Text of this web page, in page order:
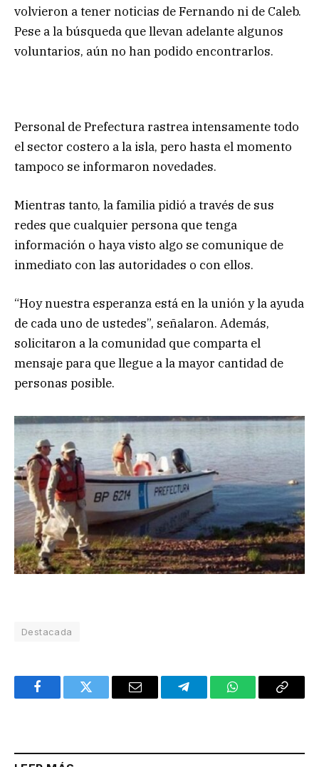
volvieron a tener noticias de Fernando ni de Caleb.
Pese a la búsqueda que llevan adelante algunos
voluntarios, aún no han podido encontrarlos.
Personal de Prefectura rastrea intensamente todo
el sector costero a la isla, pero hasta el momento
tampoco se informaron novedades.
Mientras tanto, la familia pidió a través de sus
redes que cualquier persona que tenga
información o haya visto algo se comunique de
inmediato con las autoridades o con ellos.
“Hoy nuestra esperanza está en la unión y la ayuda
de cada uno de ustedes”, señalaron. Además,
solicitaron a la comunidad que comparta el
mensaje para que llegue a la mayor cantidad de
personas posible.
Destacada
FacebookTwitter Email TelegramWhatsAppCopy